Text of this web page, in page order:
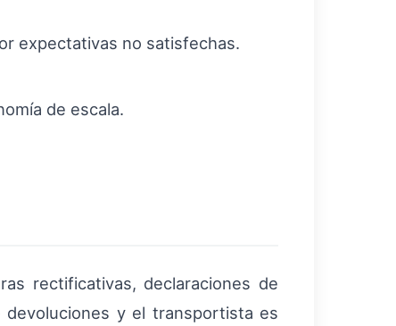
expectativas no satisfechas.
de escala.
rectificativas, declaraciones de
y el transportista es